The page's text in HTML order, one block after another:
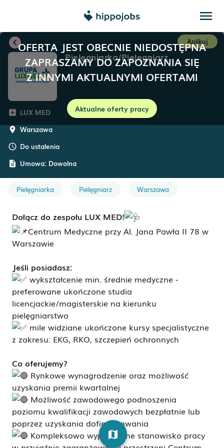
menu
OFERTA JEST OBECNIE NIEDOSTĘPNA
ZAPRASZAMY DO ZAPOZNANIA SIĘ
Z INNYMI AKTUALNYMI OFERTAMI
Aktualne oferty pracy
chevron_left Aplikuj
Pielęgniarka/Pielęgniarz
add_box LUX MED
room Warszawa
schedule Do ustalenia
description Umowa: Dowolna
Pielęgniarka Pielęgniarz Warszawa
Dołącz do zespołu LUX MED!
Centrum Medyczne przy Al. Jana Pawła II 78 w
Warszawie
Jeśli posiadasz:
wykształcenie min. średnie medyczne -
preferowane ukończone studia
licencjackie/magisterskie na kierunku
pielęgniarstwo
mile widziane ukończone kursy specjalistyczne
z zakresu: EKG, RKO, szczepień ochronnych
Co oferujemy?
Rynkowe wynagrodzenie oraz możliwość
uzyskania premii kwartalnej
Możliwość zawodowego podnoszenia
poziomu kwalifikacji zawodowych bezpłatnie lub
poprzez uzyskania dofinansowania
Kompleksowo wyposażone stanowisko pracy
map